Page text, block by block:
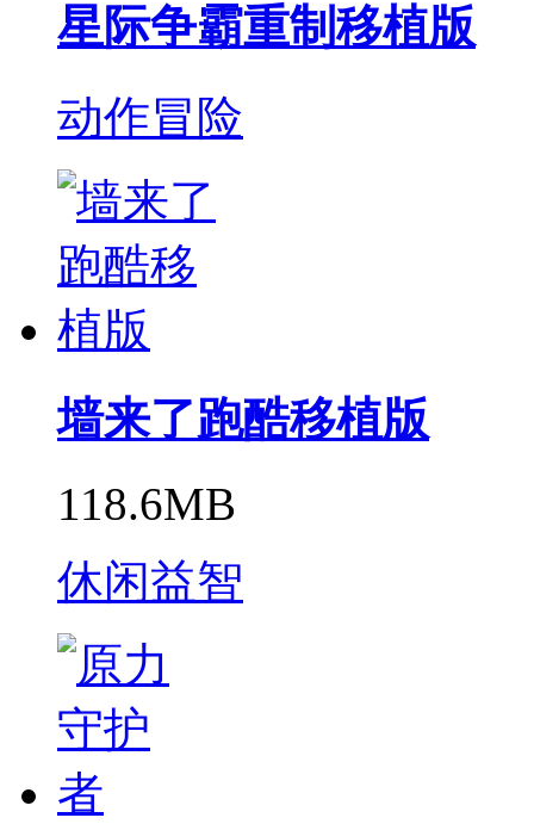
星际争霸重制移植版
动作冒险
墙来了跑酷移植版
118.6MB
休闲益智